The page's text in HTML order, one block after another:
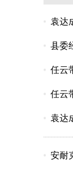
袁达
县委
任云
任云
袁达
安耐